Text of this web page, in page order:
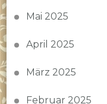
Mai 2025
April 2025
März 2025
Februar 2025